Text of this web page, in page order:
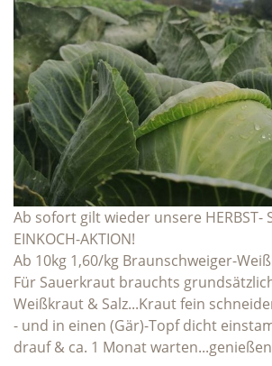
Ab sofort gilt wieder unsere HERBST-
EINKOCH-AKTION!
Ab 10kg 1,60/kg Braunschweiger-
Für Sauerkraut brauchts
Weißkraut & Salz...Kraut fein
- und in einen (Gär)-Topf dicht
drauf & ca. 1 Monat